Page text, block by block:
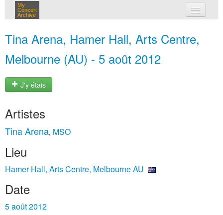
My
Concert
Archive
Tina Arena, Hamer Hall, Arts Centre,
Melbourne (AU) - 5 août 2012
J'y étais
Artistes
Tina Arena, MSO
Lieu
Hamer Hall, Arts Centre, Melbourne AU
Date
5 août 2012